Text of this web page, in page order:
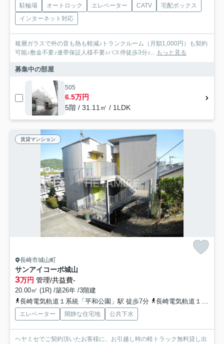
駐輪場 オートロック エレベーター CATV
宅配ボックス
インターネット対応
複層ガラスで外の音も熱も軽減♪トランクルーム（月額1,000円）も契約
可能♪敷金不要♪連帯保証人様不要♪バス停徒歩3分♪... もっと見る
募集中の部屋
505
6.5万円
5階 / 31.11㎡ / 1LDK
賃貸マンション
長崎市城山町
サンアイコーポ城山
3万円 管理/共益費-
20.00㎡ (1R) /築26年 /3階建
長崎電気軌道１系統「平和公園」駅 徒歩7分
長崎電気軌道１系統「原爆資料館」駅 徒歩14分
エレベーター 閑静な住宅地 公共下水
ヘヤミセでご契約頂いたお客様に、お引越し時の軽トラック無料貸し出